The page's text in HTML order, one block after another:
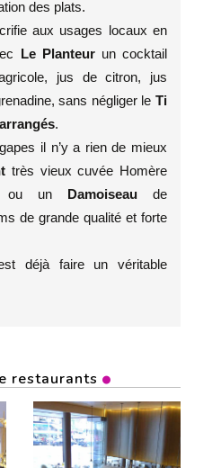
des plats.
aux usages locaux en
Le Planteurun cocktail
jus de citron, jus
sans négliger le Ti
.
il n’y a rien de mieux
très vieux cuvée Homère
ou unDamoiseaude
de grande qualité et forte
déjà faire un véritable
restaurants